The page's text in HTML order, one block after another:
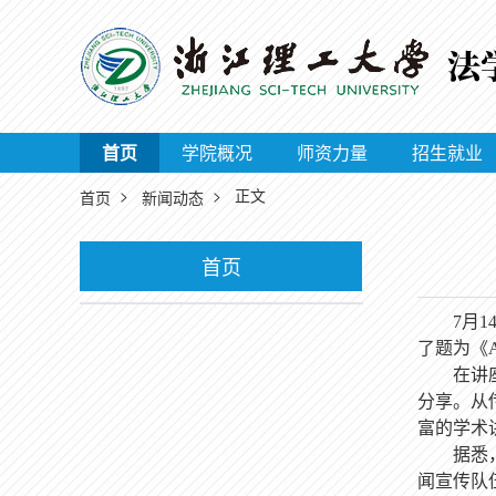
首页 学院概况 师资力量 招生就业
首页 > 新闻动态 > 正文
首页
7月
了题为《
在讲
分享。从
富的学术
据悉
闻宣传队